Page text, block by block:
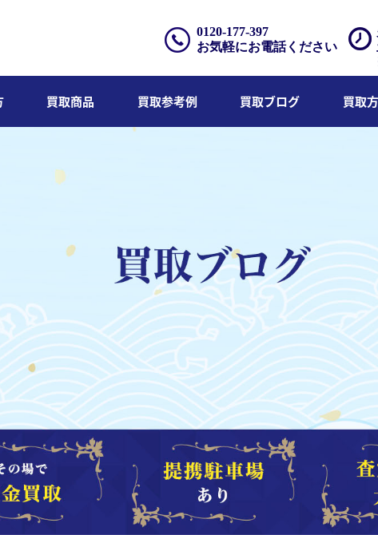
0120-177-397
お気軽にお電話ください
買取商品 買取参考例 買取ブログ 買取